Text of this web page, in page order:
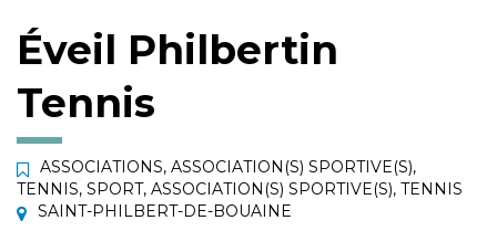
Éveil Philbertin
Tennis
ASSOCIATIONS, ASSOCIATION(S) SPORTIVE(S),
TENNIS, SPORT, ASSOCIATION(S) SPORTIVE(S), TENNIS
SAINT-PHILBERT-DE-BOUAINE